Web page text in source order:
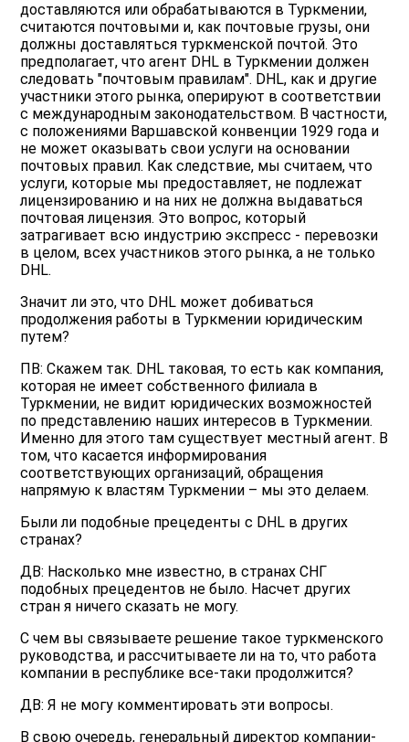
доставляются или обрабатываются в Туркмении,
считаются почтовыми и, как почтовые грузы, они
должны доставляться туркменской почтой. Это
предполагает, что агент DHL в Туркмении должен
следовать "почтовым правилам". DHL, как и другие
участники этого рынка, оперируют в соответствии
с международным законодательством. В частности,
с положениями Варшавской конвенции 1929 года и
не может оказывать свои услуги на основании
почтовых правил. Как следствие, мы считаем, что
услуги, которые мы предоставляет, не подлежат
лицензированию и на них не должна выдаваться
почтовая лицензия. Это вопрос, который
затрагивает всю индустрию экспресс - перевозки
в целом, всех участников этого рынка, а не только
DHL.
Значит ли это, что DHL может добиваться
продолжения работы в Туркмении юридическим
путем?
ПВ: Скажем так. DHL таковая, то есть как компания,
которая не имеет собственного филиала в
Туркмении, не видит юридических возможностей
по представлению наших интересов в Туркмении.
Именно для этого там существует местный агент. В
том, что касается информирования
соответствующих организаций, обращения
напрямую к властям Туркмении – мы это делаем.
Были ли подобные прецеденты с DHL в других
странах?
ДВ: Насколько мне известно, в странах СНГ
подобных прецедентов не было. Насчет других
стран я ничего сказать не могу.
С чем вы связываете решение такое туркменского
руководства, и рассчитываете ли на то, что работа
компании в республике все-таки продолжится?
ДВ: Я не могу комментировать эти вопросы.
В свою очередь, генеральный директор компании-